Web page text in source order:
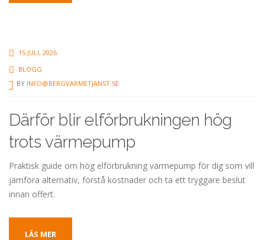
15 JULI, 2026
BLOGG
BY INFO@BERGVARMETJANST.SE
Därför blir elförbrukningen hög
trots värmepump
Praktisk guide om hög elförbrukning värmepump för dig som vill
jämföra alternativ, förstå kostnader och ta ett tryggare beslut
innan offert.
LÄS MER